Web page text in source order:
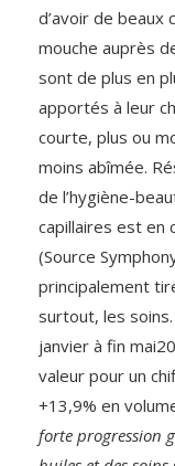
d’avoir de beaux
mouche auprès
sont de plus en
apportés à leur
courte, plus ou
moins abîmée.
de l’hygiène-
capillaires est en
(Source
principalement
surtout, les
janvier à fin
valeur pour un
+13,9% en
forte progression